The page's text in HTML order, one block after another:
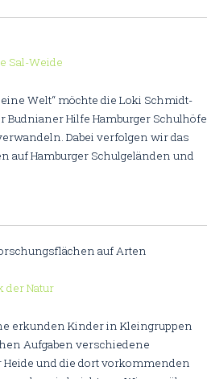
Sal-Weide
Welt“ möchte die Loki Schmidt-
Budnianer Hilfe Hamburger Schulhöfe
Dabei verfolgen wir das
auf Hamburger Schulgeländen und
der Natur
erkunden Kinder in Kleingruppen
Aufgaben verschiedene
und die dort vorkommenden